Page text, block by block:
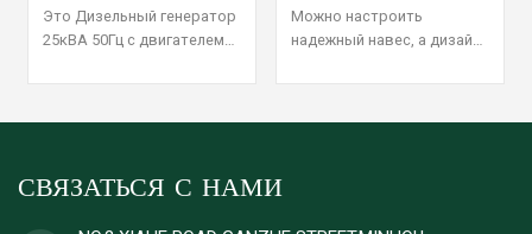
Start 25kVA С
Дистанционным
Управлением
Это Дизельный генератор
25кВА 50Гц с двигателем
Подходит для сценариев
стабильной
высокой топливной
Дизельного
Генератора Набор 60
Гц
Можно настроить
надежный навес, а дизайн
разумным и надежным,
СВЯЗАТЬСЯ С НАМИ